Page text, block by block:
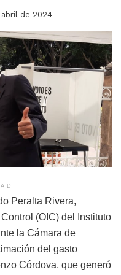
de 2024
Peralta Rivera,
(OIC) del Instituto
la Cámara de
del gasto
Córdova, que generó